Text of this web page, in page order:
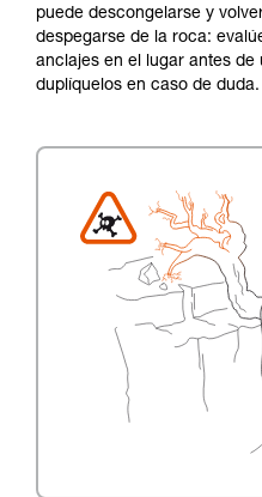
puede descongelarse y
despegarse de la roca:
anclajes en el lugar antes
duplíquelos en caso de duda.